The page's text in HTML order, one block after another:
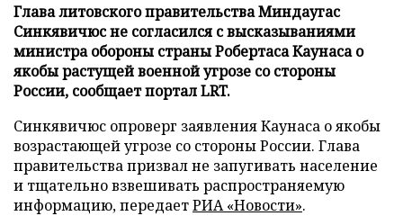
Глава литовского правительства Миндаугас
Синкявичюс не согласился с высказываниями
министра обороны страны Робертаса Каунаса о
якобы растущей военной угрозе со стороны
России, сообщает портал LRT.
Синкявичюс опроверг заявления Каунаса о якобы
возрастающей угрозе со стороны России. Глава
правительства призвал не запугивать население
и тщательно взвешивать распространяемую
информацию, передаетРИА «Новости».